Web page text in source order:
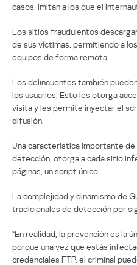
casos, imitan a los que el
Los sitios fraudulentos
de sus víctimas, permitiendo a
equipos de forma remota.
Los delincuentes también
los usuarios. Esto les otorga
visita y les permite inyectar el
difusión.
Una característica importante de
detección, otorga a cada sitio
páginas, un script único.
La complejidad y dinamismo de
tradicionales de detección por
“En realidad, la prevención es la
porque una vez que estás
credenciales FTP, el criminal